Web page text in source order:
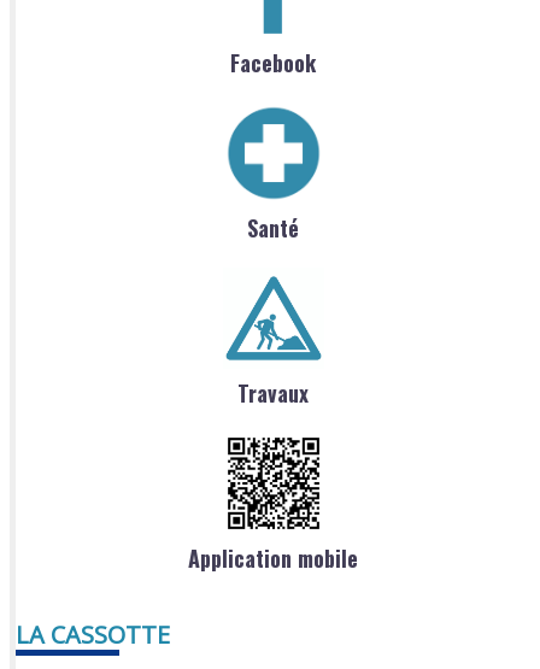
Facebook
Santé
Travaux
Application mobile
LA CASSOTTE